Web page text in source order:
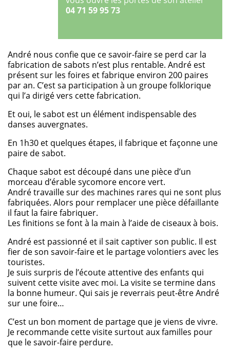
04 71 59 95 73
André nous confie que ce savoir-faire se perd car la
fabrication de sabots n’est plus rentable. André est
présent sur les foires et fabrique environ 200 paires
par an. C’est sa participation à un groupe folklorique
qui l’a dirigé vers cette fabrication.
Et oui, le sabot est un élément indispensable des
danses auvergnates.
En 1h30 et quelques étapes, il fabrique et façonne une
paire de sabot.
Chaque sabot est découpé dans une pièce d’un
morceau d’érable sycomore encore vert.
André travaille sur des machines rares qui ne sont plus
fabriquées. Alors pour remplacer une pièce défaillante
il faut la faire fabriquer.
Les finitions se font à la main à l’aide de ciseaux à bois.
André est passionné et il sait captiver son public. Il est
fier de son savoir-faire et le partage volontiers avec les
touristes.
Je suis surpris de l’écoute attentive des enfants qui
suivent cette visite avec moi. La visite se termine dans
la bonne humeur. Qui sais je reverrais peut-être André
sur une foire…
C’est un bon moment de partage que je viens de vivre.
Je recommande cette visite surtout aux familles pour
que le savoir-faire perdure.